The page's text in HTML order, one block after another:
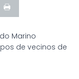
Marino
de vecinos de